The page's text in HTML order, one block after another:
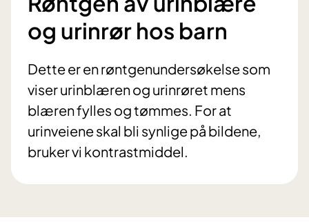
og urinrør hos barn
Dette er en røntgenundersøkelse som
viser urinblæren og urinrøret mens
blæren fylles og tømmes. For at
urinveiene skal bli synlige på bildene,
bruker vi kontrastmiddel.